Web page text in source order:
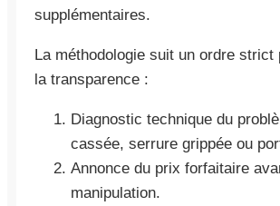
supplémentaires.
La méthodologie suit un ordre strict
la transparence :
Diagnostic technique du
cassée, serrure grippée ou
Annonce du prix forfaitaire
manipulation.